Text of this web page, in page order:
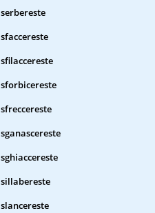
serbereste
sfaccereste
sfilaccereste
sforbicereste
sfreccereste
sganascereste
sghiaccereste
sillabereste
slancereste